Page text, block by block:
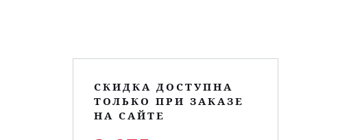
СКИДКА ДОСТУПНА
ТОЛЬКО ПРИ ЗАКАЗЕ
НА САЙТЕ